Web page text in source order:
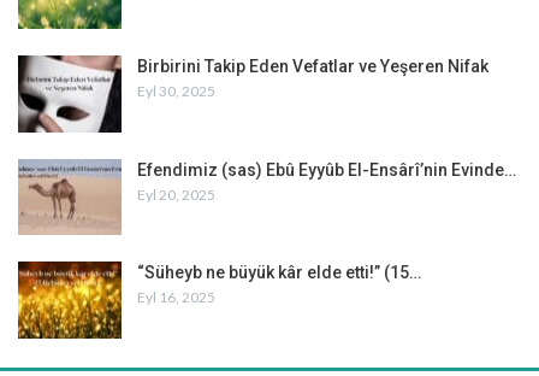
Birbirini Takip Eden Vefatlar ve Yeşeren Nifak
Eyl 30, 2025
Efendimiz (sas) Ebû Eyyûb El-Ensârî’nin Evinde…
Eyl 20, 2025
“Süheyb ne büyük kâr elde etti!” (15…
Eyl 16, 2025